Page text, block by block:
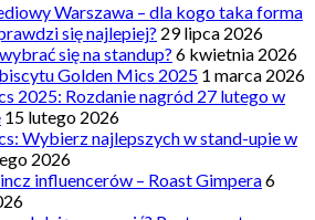
Warszawa – dla kogo taka forma
się najlepiej? 29 lipca 2026
się na standup? 6 kwietnia 2026
Golden Mics 2025 1 marca 2026
2025: Rozdanie nagród 27 lutego w
15 lutego 2026
Wybierz najlepszych w stand-upie w
2026
influencerów – Roast Gimpera6